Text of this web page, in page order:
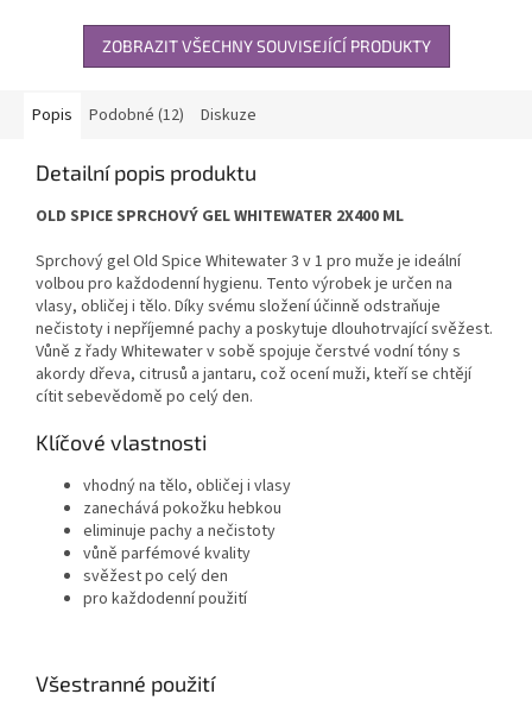
ZOBRAZIT VŠECHNY SOUVISEJÍCÍ PRODUKTY
Popis Podobné (12) Diskuze
Detailní popis produktu
OLD SPICE SPRCHOVÝ GEL WHITEWATER 2X400 ML
Sprchový gel Old Spice Whitewater 3 v 1 pro muže je ideální
volbou pro každodenní hygienu. Tento výrobek je určen na
vlasy, obličej i tělo. Díky svému složení účinně odstraňuje
nečistoty i nepříjemné pachy a poskytuje dlouhotrvající svěžest.
Vůně z řady Whitewater v sobě spojuje čerstvé vodní tóny s
akordy dřeva, citrusů a jantaru, což ocení muži, kteří se chtějí
cítit sebevědomě po celý den.
Klíčové vlastnosti
vhodný na tělo, obličej i vlasy
zanechává pokožku hebkou
eliminuje pachy a nečistoty
vůně parfémové kvality
svěžest po celý den
pro každodenní použití
Všestranné použití